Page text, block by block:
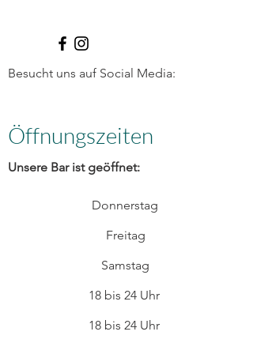
Besucht uns auf Social Media:
Öffnungszeiten
Unsere Bar ist geöffnet:
Donnerstag
Freitag
Samstag
18 bis 24 Uhr
18 bis 24 Uhr